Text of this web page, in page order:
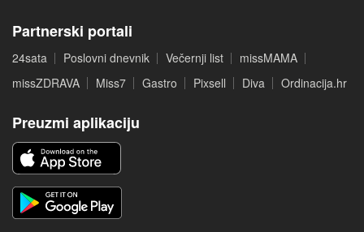
Partnerski portali
24sata Poslovni dnevnik Večernji list
missMAMA
missZDRAVA
Miss7 Gastro Pixsell Diva Ordinacija.hr
Preuzmi aplikaciju